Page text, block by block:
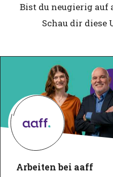
Bist du neugierig auf
Schau dir diese
Arbeiten bei aaff